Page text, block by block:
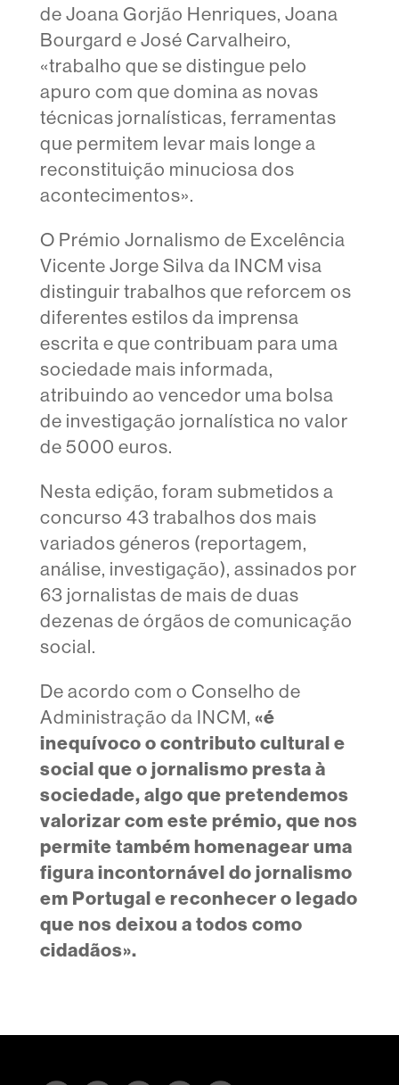
de Joana Gorjão Henriques, Joana
Bourgard e José Carvalheiro,
«trabalho que se distingue pelo
apuro com que domina as novas
técnicas jornalísticas, ferramentas
que permitem levar mais longe a
reconstituição minuciosa dos
acontecimentos».
O Prémio Jornalismo de Excelência
Vicente Jorge Silva da INCM visa
distinguir trabalhos que reforcem os
diferentes estilos da imprensa
escrita e que contribuam para uma
sociedade mais informada,
atribuindo ao vencedor uma bolsa
de investigação jornalística no valor
de 5000 euros.
Nesta edição, foram submetidos a
concurso 43 trabalhos dos mais
variados géneros (reportagem,
análise, investigação), assinados por
63 jornalistas de mais de duas
dezenas de órgãos de comunicação
social.
De acordo com o Conselho de
Administração da INCM, «é
inequívoco o contributo cultural e
social que o jornalismo presta à
sociedade, algo que pretendemos
valorizar com este prémio, que nos
permite também homenagear uma
figura incontornável do jornalismo
em Portugal e reconhecer o legado
que nos deixou a todos como
cidadãos».